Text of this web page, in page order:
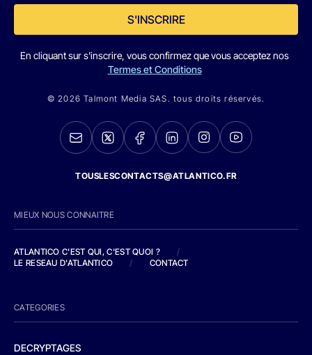
S'INSCRIRE
En cliquant sur s'inscrire, vous confirmez que vous acceptez nos
Termes et Conditions
© 2026 Talmont Media SAS. tous droits réservés.
TOUSLESCONTACTS@ATLANTICO.FR
MIEUX NOUS CONNAITRE
ATLANTICO C'EST QUI, C'EST QUOI ?
/
LE RESEAU D'ATLANTICO
/ CONTACT
CATEGORIES
DECRYPTAGES